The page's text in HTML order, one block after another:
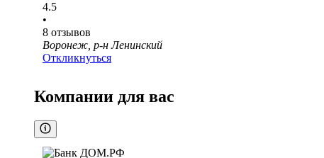
4.5
•
8 отзывов
Воронеж, р-н Ленинский
Откликнуться
Компании для вас